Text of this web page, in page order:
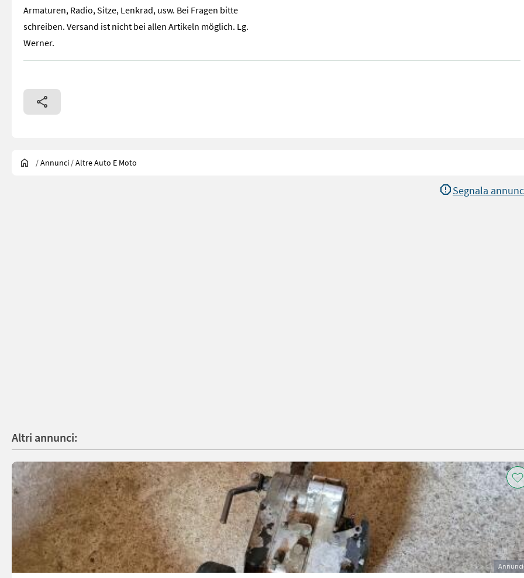
Armaturen, Radio, Sitze, Lenkrad, usw. Bei Fragen bitte
schreiben. Versand ist nicht bei allen Artikeln möglich. Lg.
Werner.
/Annunci /Altre Auto E Moto
Segnala
Altri annunci: